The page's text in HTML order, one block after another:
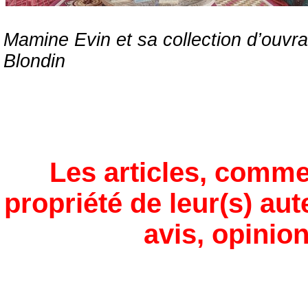
Mamine Evin et sa collection
Blondin
Les articles,
propriété de leur(s)
avis,